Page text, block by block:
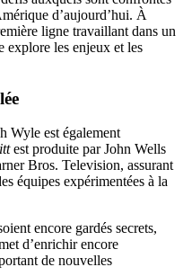
d’aujourd’hui. À
ligne travaillant dans un
explore les enjeux et les
Wyle est également
est produite par John Wells
Bros. Television, assurant
équipes expérimentées à la
encore gardés secrets,
d’enrichir encore
de nouvelles